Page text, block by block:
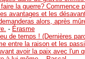
la guerre? Commence
avantages et les
alors, après
- Érasme
de temps ! (Dernières
entre la raison et les
avoir la paix avec l'un